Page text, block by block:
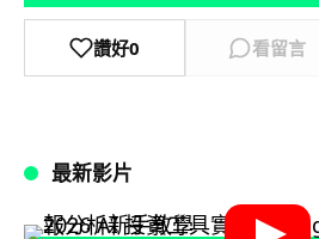
讚好0 看留言
最新影片